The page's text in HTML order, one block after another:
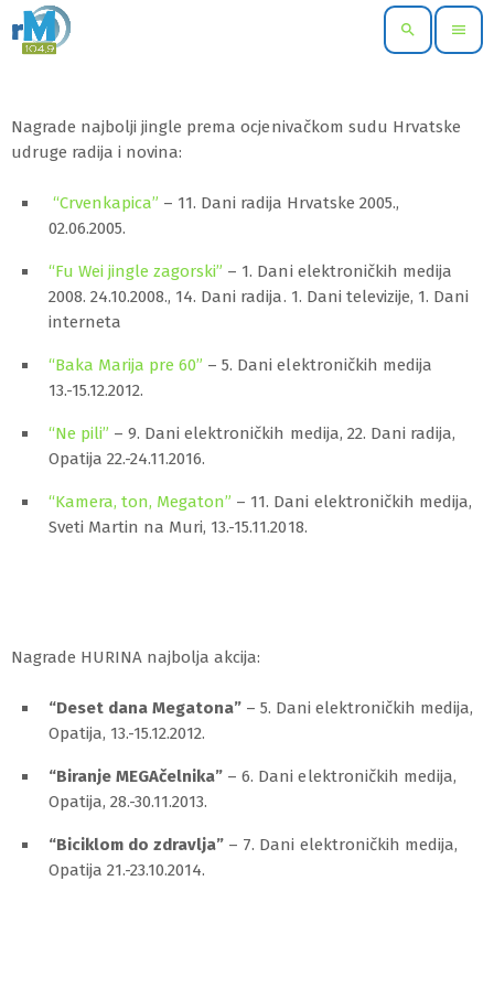
search menu
Nagrade najbolji jingle prema ocjenivačkom sudu Hrvatske
udruge radija i novina:
“Crvenkapica” – 11. Dani radija Hrvatske 2005.,
02.06.2005.
“Fu Wei jingle zagorski” – 1. Dani elektroničkih medija
2008. 24.10.2008., 14. Dani radija. 1. Dani televizije, 1. Dani
interneta
“Baka Marija pre 60” – 5. Dani elektroničkih medija
13.-15.12.2012.
“Ne pili” – 9. Dani elektroničkih medija, 22. Dani radija,
Opatija 22.-24.11.2016.
“Kamera, ton, Megaton” – 11. Dani elektroničkih medija,
Sveti Martin na Muri, 13.-15.11.2018.
Nagrade HURINA najbolja akcija:
“Deset dana Megatona” – 5. Dani elektroničkih medija,
Opatija, 13.-15.12.2012.
“Biranje MEGAčelnika” – 6. Dani elektroničkih medija,
Opatija, 28.-30.11.2013.
“Biciklom do zdravlja” – 7. Dani elektroničkih medija,
Opatija 21.-23.10.2014.